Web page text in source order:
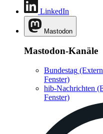
LinkedIn
Mastodon
Mastodon-Kanäle
Bundestag
Fenster)
hib-Nachrichten
Fenster)